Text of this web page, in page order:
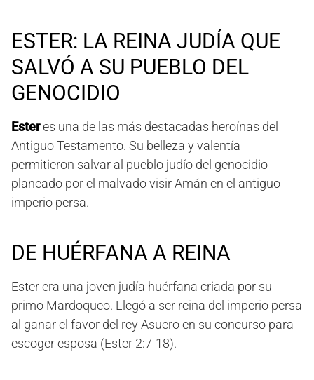
ESTER: LA REINA JUDÍA QUE
SALVÓ A SU PUEBLO DEL
GENOCIDIO
Esteres una de las más destacadas heroínas del
Antiguo Testamento. Su belleza y valentía
permitieron salvar al pueblo judío del genocidio
planeado por el malvado visir Amán en el antiguo
imperio persa.
DE HUÉRFANA A REINA
Ester era una joven judía huérfana criada por su
primo Mardoqueo. Llegó a ser reina del imperio persa
al ganar el favor del rey Asuero en su concurso para
escoger esposa (Ester 2:7-18).